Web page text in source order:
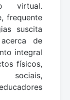
virtual.
frequente
suscita
de
integral
físicos,
sociais,